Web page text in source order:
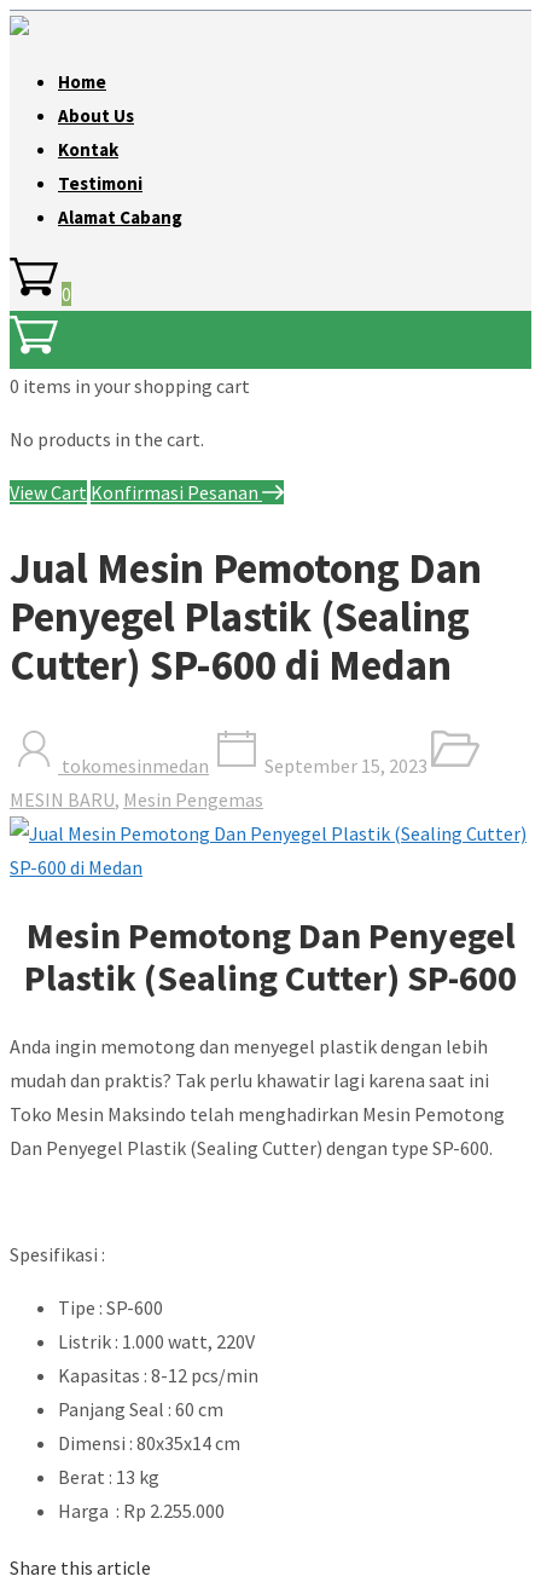
Home
About Us
Kontak
Testimoni
Alamat Cabang
0
0 items in your shopping cart
No products in the cart.
View Cart Konfirmasi Pesanan
Jual Mesin Pemotong Dan
Penyegel Plastik (Sealing
Cutter) SP-600 di Medan
tokomesinmedan
September 15, 2023
MESIN BARU, Mesin Pengemas
Mesin Pemotong Dan Penyegel
Plastik (Sealing Cutter) SP-600
Anda ingin memotong dan menyegel plastik dengan lebih
mudah dan praktis? Tak perlu khawatir lagi karena saat ini
Toko Mesin Maksindo telah menghadirkan Mesin Pemotong
Dan Penyegel Plastik (Sealing Cutter) dengan type SP-600.
Spesifikasi :
Tipe : SP-600
Listrik : 1.000 watt, 220V
Kapasitas : 8-12 pcs/min
Panjang Seal : 60 cm
Dimensi : 80x35x14 cm
Berat : 13 kg
Harga : Rp 2.255.000
Share this article